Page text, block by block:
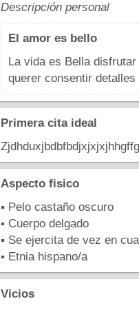
Descripción personal
El amor es bello
La vida es Bella
querer consentir
Primera cita ideal
Aspecto fisico
▪ Pelo castaño oscuro
▪ Cuerpo delgado
▪ Se ejercita de vez en
▪ Etnia hispano/a
Vicios